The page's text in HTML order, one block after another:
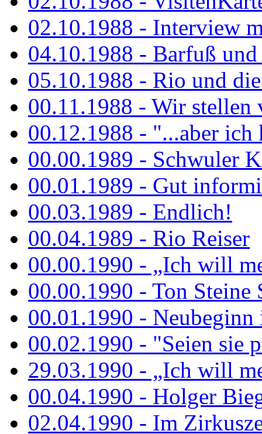
02.10.1988 - Interview
04.10.1988 - Barfuß und
05.10.1988 - Rio und
00.11.1988 - Wir stellen
00.12.1988 - "...aber ich
00.00.1989 - Schwuler
00.01.1989 - Gut
00.03.1989 - Endlich!
00.04.1989 - Rio Reiser
00.00.1990 - „Ich will
00.00.1990 - Ton Steine
00.01.1990 -
00.02.1990 - "Seien sie
29.03.1990 - „Ich will
00.04.1990 - Holger
02.04.1990 - Im